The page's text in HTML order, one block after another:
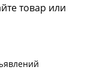
товар или